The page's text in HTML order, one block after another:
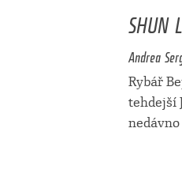
SHUN
Andrea
Rybář
tehdejší